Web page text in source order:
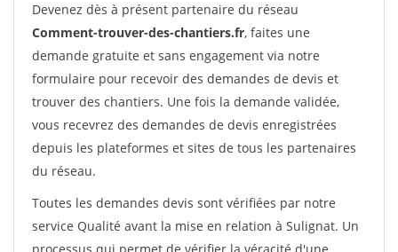
Devenez dès à présent partenaire du réseau
Comment-trouver-des-chantiers.fr, faites une
demande gratuite et sans engagement via notre
formulaire pour recevoir des demandes de devis et
trouver des chantiers. Une fois la demande validée,
vous recevrez des demandes de devis enregistrées
depuis les plateformes et sites de tous les partenaires
du réseau.
Toutes les demandes devis sont vérifiées par notre
service Qualité avant la mise en relation à Sulignat. Un